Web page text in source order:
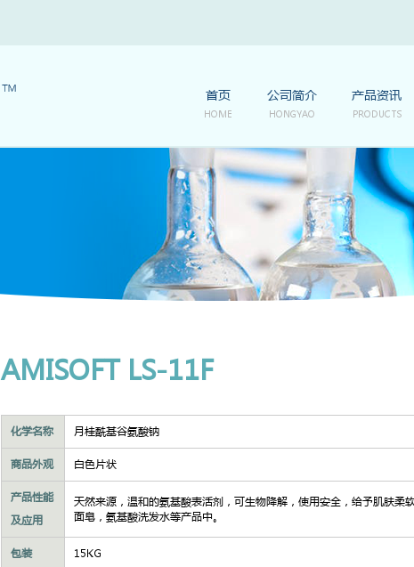
首页
HOME
公司简介
HONGYAO
产品资讯
PRODUCTS
AMISOFT LS-11F
化学名称 月桂酰基谷氨酸钠
商品外观 白色片状
产品性能
及应用
天然来源，温和的氨基酸表活剂，可生物降解，使用安全，给予肌肤柔
面皂，氨基酸洗发水等产品中。
包装 15KG